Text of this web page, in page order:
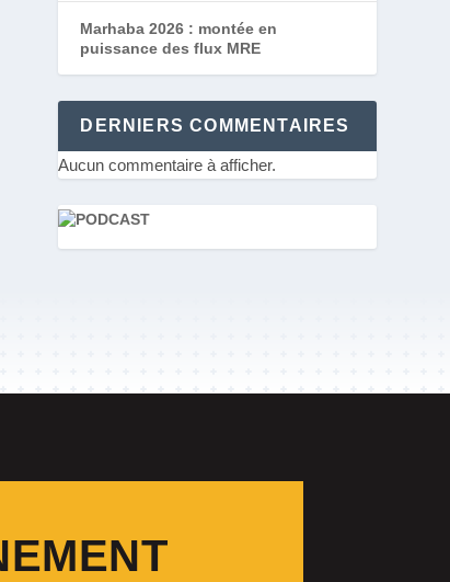
Marhaba 2026 : montée en
puissance des flux MRE
DERNIERS COMMENTAIRES
Aucun commentaire à afficher.